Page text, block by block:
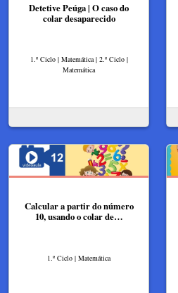
Detetive Peúga | O caso do
colar desaparecido
1.º Ciclo | Matemática | 2.º Ciclo |
Matemática
Calcular a partir do número
10, usando o colar de…
1.º Ciclo | Matemática